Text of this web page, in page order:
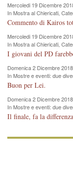
Mercoledi 19 Dicembre
In Mostra al Chiericati,
del Pd: "realizzata a costo
Mercoledi 19 Dicembre
In Mostra al Chiericati,
del Pd: "realizzata a costo
I giovani del PD
Domenica 2 Dicembre
In Mostre e eventi: due
Vicenza
Buon per Lei.
Domenica 2 Dicembre
In Mostre e eventi: due
Vicenza